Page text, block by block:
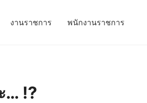
งานราชการ พนักงานราชการ
… !?